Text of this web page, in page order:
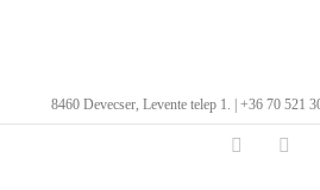
8460 Devecser, Levente telep 1. | +36 70 521
Facebook